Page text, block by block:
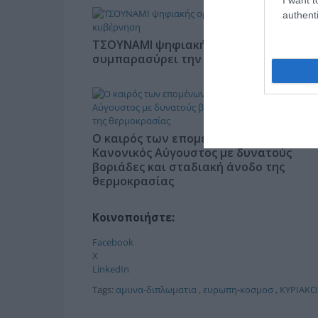
ΤΣΟΥΝΑΜΙ ψηφιακής οργής…
συμπαρασύρει την κυβέρνηση
Ο καιρός των επομένων ημερών:
Κανονικός Αύγουστος με δυνατούς
βοριάδες και σταδιακή άνοδο της
θερμοκρασίας
Κοινοποιήστε:
Facebook
X
LinkedIn
Tags: αμυνα-διπλωματια, ευρωπη-κοσμοσ,